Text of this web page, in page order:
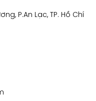
P.An Lạc, TP. Hồ Chí